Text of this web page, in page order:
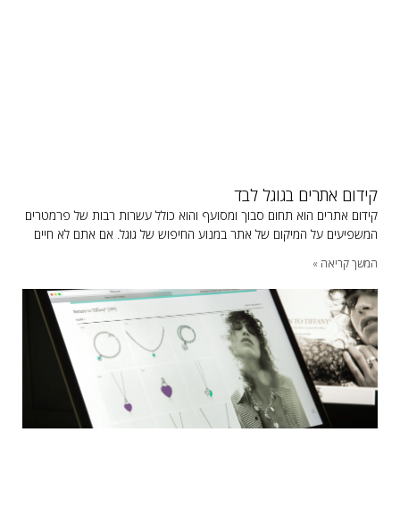
קידום אתרים בגוגל לבד
קידום אתרים הוא תחום סבוך ומסועף והוא כולל עשרות רבות של פרמטרים
המשפיעים על המיקום של אתר במנוע החיפוש של גוגל. אם אתם לא חיים
המשך קריאה »